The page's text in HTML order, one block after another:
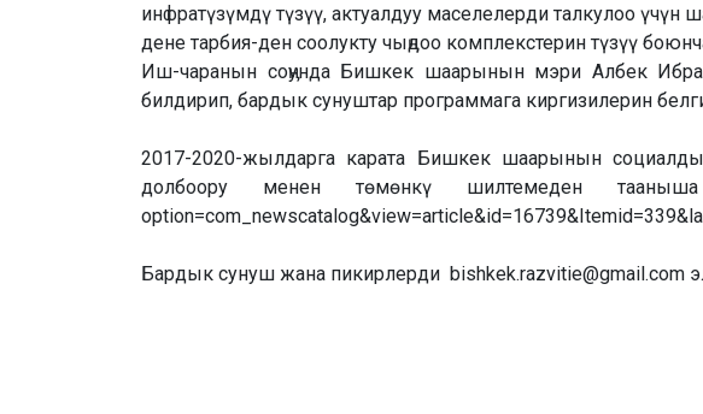
инфратүзүмдү түзүү, актуалдуу маселелерди талкулоо үчүн
дене тарбия-ден соолукту чыӊдоо комплекстерин түзүү
Иш-чаранын соӊунда Бишкек шаарынын мэри Албек
билдирип, бардык сунуштар программага киргизилерин
2017-2020-жылдарга карата Бишкек шаарынын
долбоору менен төмөнкү шилтемеден тааныша
Бардык сунуш жана пикирлерди bishkek.razvitie@gmail.com